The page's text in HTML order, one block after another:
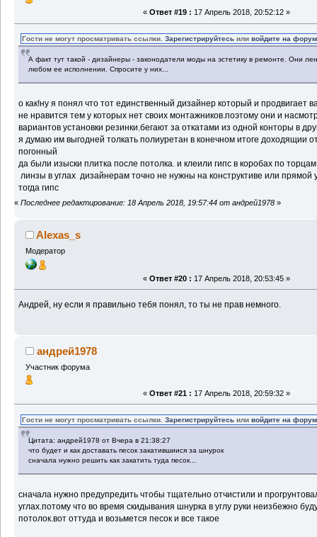
« Ответ #19 : 17 Апрель 2018, 20:52:12 »
Гости не могут просматривать ссылки.Зарегистрируйтесь иливойдите на форум
А факт тут такой - дизайнеры - законодатели моды на эстетику в ремонте. Они
любом ее исполнении. Спросите у них...
о как!ну я понял что тот единственный дизайнер который и продвигает
не нравится тем у которых нет своих монтажников.поэтому они и
вариантов установки резинки.бегают за откатами из одной конторы в
я думаю им выгодней толкать полиуретан в конечном итоге доходящии
погонный
да были изыски плитка после потолка. и клеили гипс в коробах по
линзы в углах дизайнерам точно не нужны на конструктиве или прямой
тогда гипс
« Последнее редактирование: 18 Апрель 2018, 19:57:44 от андрей1978 »
Alexas_s
Модератор
« Ответ #20 : 17 Апрель 2018, 20:53:45 »
Андрей, ну если я правильно тебя понял, то ты не прав немного.
андрей1978
Участник форума
« Ответ #21 : 17 Апрель 2018, 20:59:32 »
Гости не могут просматривать ссылки.Зарегистрируйтесь иливойдите на форум
Цитата: андрей1978 от Вчера в 21:38:27
что будет и как доставать песок закатившиися за шнурок
сначала нужно решить как закатить туда песок...
сначала нужно предупредить чтобы тщательно отчистили и
углах.потому что во время скидывания шнурка в углу руки неизбежно
потолок.вот оттуда и возьмется песок и все такое